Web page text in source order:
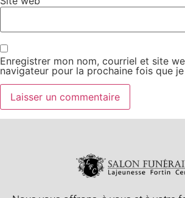
Enregistrer mon nom, courriel et site
navigateur pour la prochaine fois que